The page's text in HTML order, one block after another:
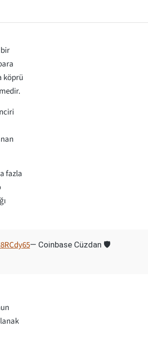
köprü
fazla
— Coinbase Cüzdan 🛡️